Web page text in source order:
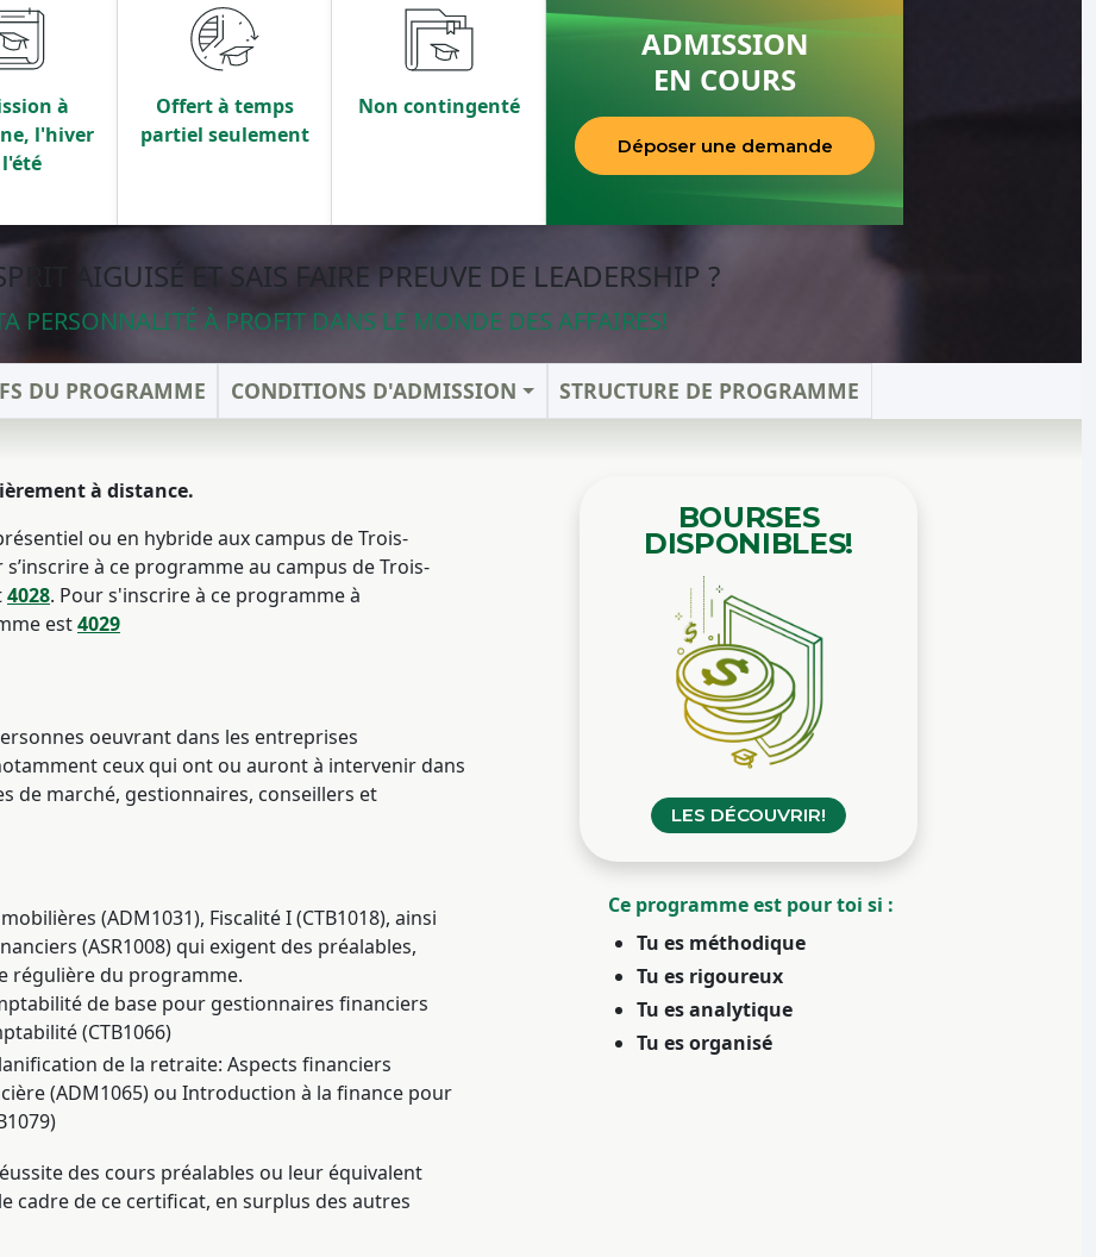
à
l'hiver
Offert à temps
partiel seulement
Non contingenté
ADMISSION
EN COURS
Déposer une demande
AIGUISÉ ET SAIS FAIRE PREUVE DE LEADERSHIP ?
PERSONNALITÉ À PROFIT DANS LE MONDE DES AFFAIRES!
DU PROGRAMME CONDITIONS D'ADMISSION STRUCTURE DE PROGRAMME
à distance.
ou en hybride aux campus de Trois-
à ce programme au campus de Trois-
4028. Pour s'inscrire à ce programme à
est4029
oeuvrant dans les entreprises
ceux qui ont ou auront à intervenir dans
de marché, gestionnaires, conseillers et
(ADM1031), Fiscalité I (CTB1018), ainsi
(ASR1008) qui exigent des préalables,
régulière du programme.
de base pour gestionnaires financiers
(CTB1066)
de la retraite: Aspects financiers
(ADM1065) ou Introduction à la finance pour
des cours préalables ou leur équivalent
cadre de ce certificat, en surplus des autres
BOURSES
DISPONIBLES!
LES DÉCOUVRIR!
Ce programme est pour toi si :
Tu es méthodique
Tu es rigoureux
Tu es analytique
Tu es organisé